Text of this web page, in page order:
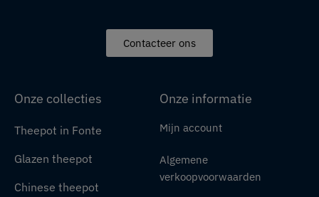
Contacteer ons
Onze collecties
Theepot in Fonte
Glazen theepot
Chinese theepot
Onze informatie
Mijn account
Algemene
verkoopvoorwaarden